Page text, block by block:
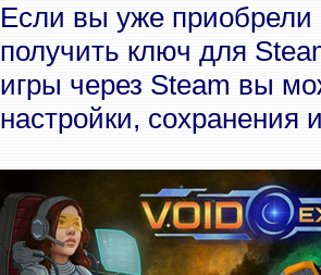
Если вы уже
получить ключ для
игры через Steam вы
настройки, сохранения